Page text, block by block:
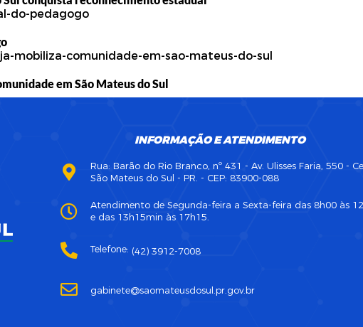
em São Mateus do Sul
INFORMAÇÃO E ATENDIMENTO
Rua: Barão do Rio Branco, nº 431 - Av. Ulisses Faria, 550 -
São Mateus do Sul - PR. - CEP: 83900-088
Atendimento de Segunda-feira a Sexta-feira das 8h00 às
e das 13h15min às 17h15.
Telefone: (42) 3912-7008
gabinete@saomateusdosul.pr.gov.br